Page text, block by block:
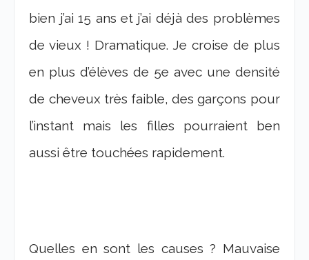
bien j’ai 15 ans et j’ai déjà des problèmes
de vieux ! Dramatique. Je croise de plus
en plus d’élèves de 5e avec une densité
de cheveux très faible, des garçons pour
l’instant mais les filles pourraient ben
aussi être touchées rapidement.
Quelles en sont les causes ? Mauvaise